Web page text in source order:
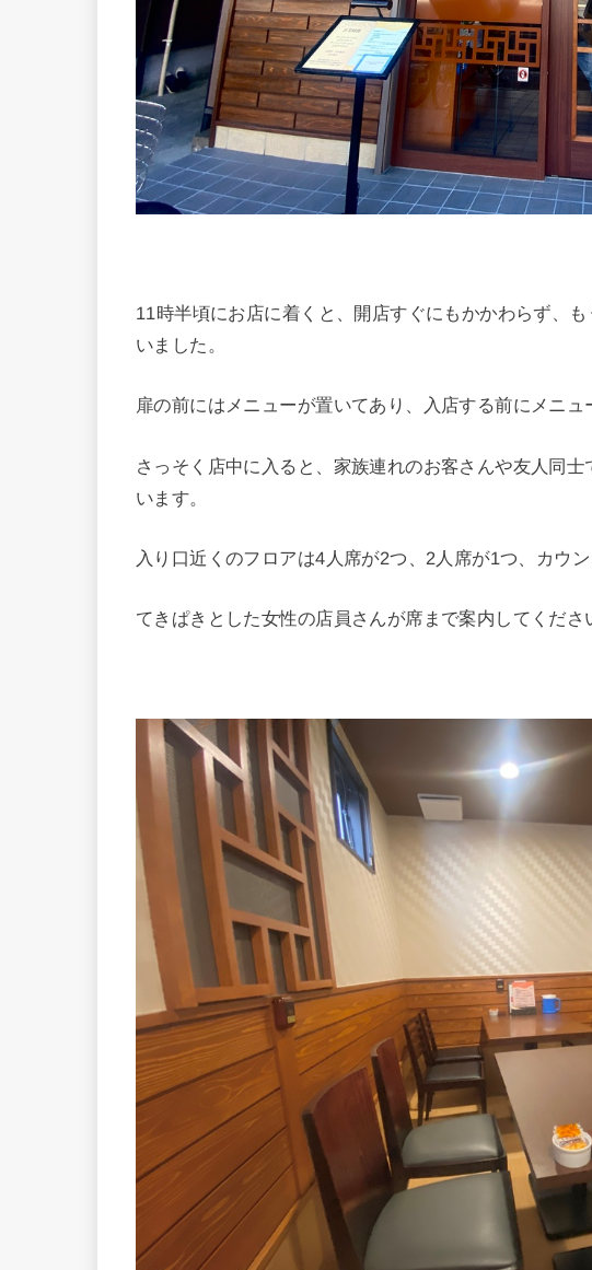
11時半頃にお店に着くと、開店すぐにもかかわらず、
いました。
扉の前にはメニューが置いてあり、入店する前にメニュ
さっそく店中に入ると、家族連れのお客さんや友人同
います。
入り口近くのフロアは4人席が2つ、2人席が1つ、カウン
てきぱきとした女性の店員さんが席まで案内してくださ